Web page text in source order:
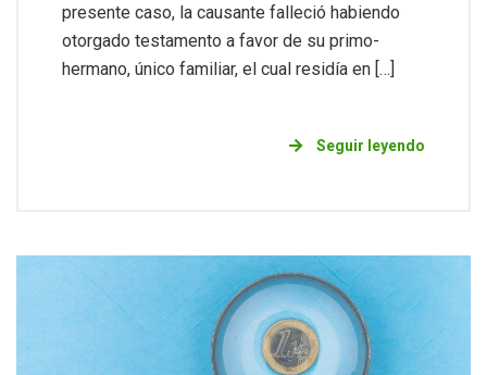
presente caso, la causante falleció habiendo
otorgado testamento a favor de su primo-
hermano, único familiar, el cual residía en […]
Seguir leyendo